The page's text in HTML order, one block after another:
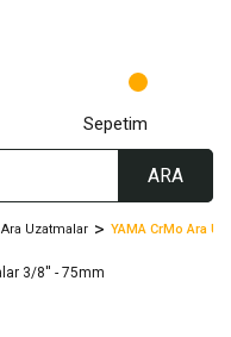
ARA
Sepetim
Ara Uzatmalar YAMA CrMo Ara